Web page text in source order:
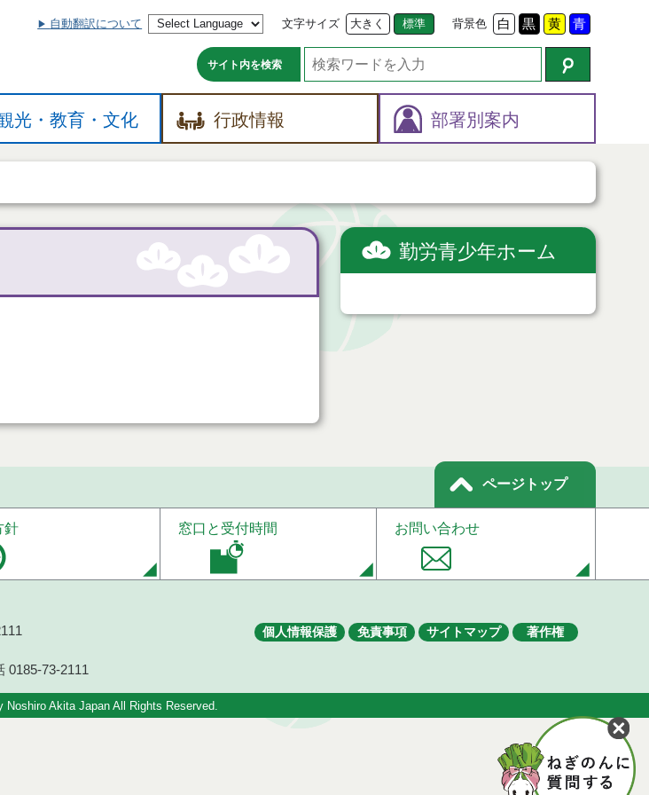
自動翻訳について 文字サイズ 大きく 標準 背景色 白 黒 黄 青
サイト内を検索
光・教育・文化 行政情報 部署別案内
勤労青少年ホーム
ページトップ
針 窓口と受付時間 お問い合わせ
個人情報保護 免責事項 サイトマップ 著作権
73-2111
Noshiro Akita Japan All Rights Reserved.